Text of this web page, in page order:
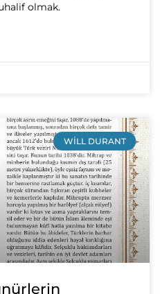
olmak.
WILL DURANT